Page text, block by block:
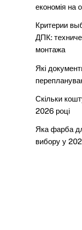
економія на
Критерии
ДПК:
монтажа
Які
Скільки
2026 році
Яка фарба
вибору у